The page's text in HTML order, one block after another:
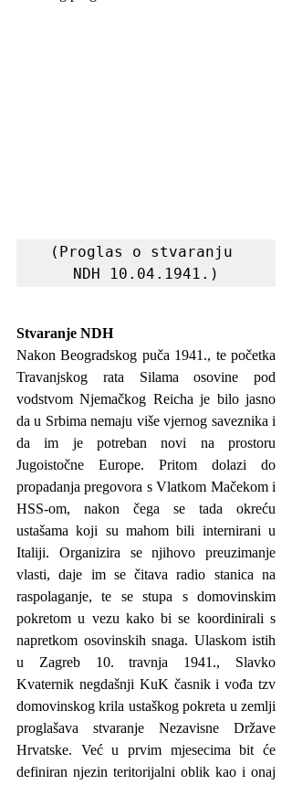
(Proglas o stvaranju
NDH 10.04.1941.)
Stvaranje NDH
Nakon Beogradskog puča 1941., te početka
Travanjskog rata Silama osovine pod
vodstvom Njemačkog Reicha je bilo jasno
da u Srbima nemaju više vjernog saveznika i
da im je potreban novi na prostoru
Jugoistočne Europe. Pritom dolazi do
propadanja pregovora s Vlatkom Mačekom i
HSS-om, nakon čega se tada okreću
ustašama koji su mahom bili internirani u
Italiji. Organizira se njihovo preuzimanje
vlasti, daje im se čitava radio stanica na
raspolaganje, te se stupa s domovinskim
pokretom u vezu kako bi se koordinirali s
napretkom osovinskih snaga. Ulaskom istih
u Zagreb 10. travnja 1941., Slavko
Kvaternik negdašnji KuK časnik i vođa tzv
domovinskog krila ustaškog pokreta u zemlji
proglašava stvaranje Nezavisne Države
Hrvatske. Već u prvim mjesecima bit će
definiran njezin teritorijalni oblik kao i onaj